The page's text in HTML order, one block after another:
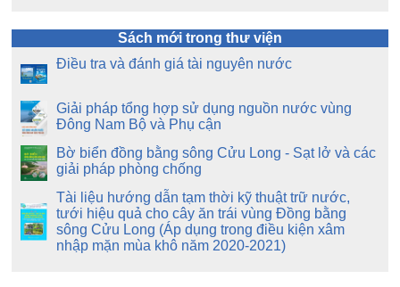
Sách mới trong thư viện
Điều tra và đánh giá tài nguyên nước
Giải pháp tổng hợp sử dụng nguồn nước vùng
Đông Nam Bộ và Phụ cận
Bờ biển đồng bằng sông Cửu Long - Sạt lở và các
giải pháp phòng chống
Tài liệu hướng dẫn tạm thời kỹ thuật trữ nước,
tưới hiệu quả cho cây ăn trái vùng Đồng bằng
sông Cửu Long (Áp dụng trong điều kiện xâm
nhập mặn mùa khô năm 2020-2021)